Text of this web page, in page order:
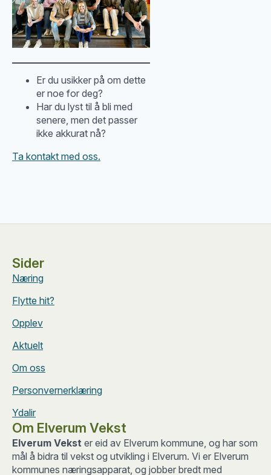
Er du usikker på om dette
er noe for deg?
Har du lyst til å bli med
senere, men det passer
ikke akkurat nå?
Ta kontakt med oss.
Sider
Næring
Flytte hit?
Opplev
Aktuelt
Om oss
Personvernerklæring
Ydalir
Om Elverum Vekst
Elverum Vekst er eid av Elverum kommune, og har som
mål å bidra til vekst og utvikling i Elverum. Vi er Elverum
kommunes næringsapparat, og jobber bredt med